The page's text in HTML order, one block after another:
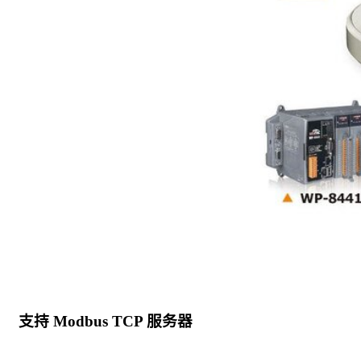
支持 Modbus TCP 服务器